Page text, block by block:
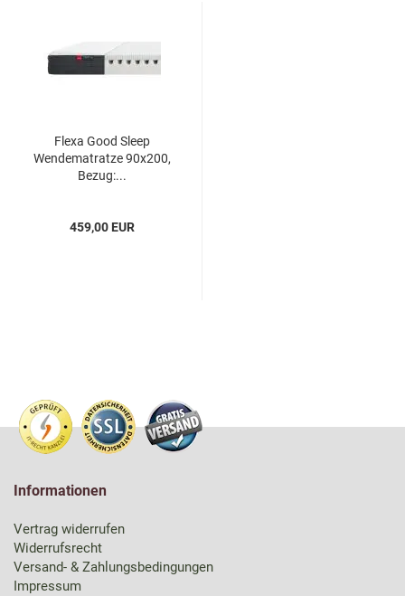
Flexa Good Sleep
Wendematratze 90x200,
Bezug:...
459,00 EUR
Informationen
Vertrag widerrufen
Widerrufsrecht
Versand- & Zahlungsbedingungen
Impressum